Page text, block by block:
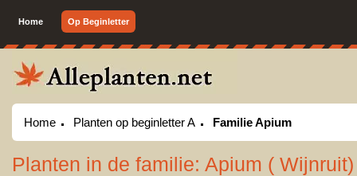
Home Op Beginletter
Home Planten op beginletter A Familie Apium
Planten in de familie: Apium ( Wijnruit)